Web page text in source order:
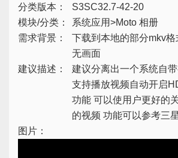
分类版本：
S3SC32.7-42-20
模块/分类：
系统应用>Moto 相册
需求背景：
下载到本地的部分mkv
无画面
建议描述：
建议分离出一个系统自
支持播放视频自动开启
功能 可以使用户更好的
的视频 功能可以参考三
图片：